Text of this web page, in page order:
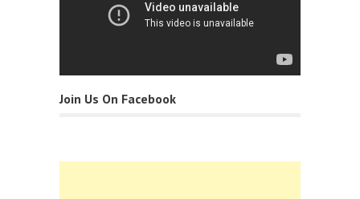
Join Us On Facebook